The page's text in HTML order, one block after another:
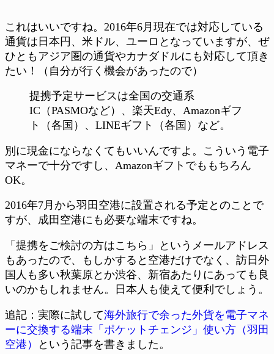
これはいいですね。2016年6月現在では対応している
通貨は日本円、米ドル、ユーロとなっていますが、ぜ
ひともアジア圏の通貨やカナダドルにも対応して頂き
たい！（自分が行く機会があったので）
提携予定サービスは全国の交通系
IC（PASMOなど）、楽天Edy、Amazonギフ
ト（各国）、LINEギフト（各国）など。
別に現金にならなくてもいいんですよ。こういう電子
マネーで十分ですし、Amazonギフトでももちろん
OK。
2016年7月から羽田空港に設置される予定とのことで
すが、成田空港にも必要な端末ですね。
「提携をご検討の方はこちら」というメールアドレス
もあったので、もしかすると空港だけでなく、訪日外
国人も多い秋葉原とか渋谷、新宿あたりにあっても良
いのかもしれません。日本人も使えて便利でしょう。
追記：実際に試して海外旅行で余った外貨を電子マネ
ーに交換する端末「ポケットチェンジ」使い方（羽田
空港）
という記事を書きました。